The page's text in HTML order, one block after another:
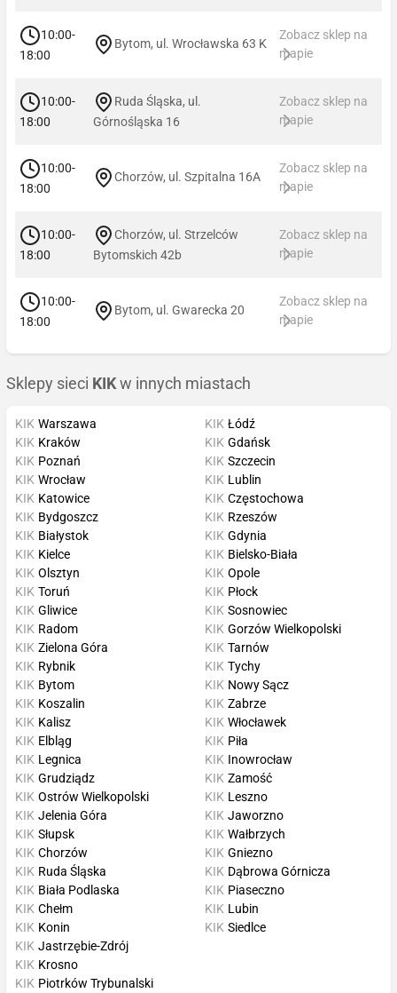
10:00-
18:00
Bytom, ul. Wrocławska 63 K
Zobacz sklep na
mapie
10:00-
18:00
Ruda Śląska, ul.
Górnośląska 16
Zobacz sklep na
mapie
10:00-
18:00
Chorzów, ul. Szpitalna 16A
Zobacz sklep na
mapie
10:00-
18:00
Chorzów, ul. Strzelców
Bytomskich 42b
Zobacz sklep na
mapie
10:00-
18:00
Bytom, ul. Gwarecka 20
Zobacz sklep na
mapie
Sklepy sieci KIK w innych miastach
KIK Warszawa
KIK Kraków
KIK Poznań
KIK Wrocław
KIK Łódź
KIK Gdańsk
KIK Szczecin
KIK Lublin
KIK Katowice
KIK Bydgoszcz
KIK Białystok
KIK Kielce
KIK Częstochowa
KIK Rzeszów
KIK Gdynia
KIK Bielsko-Biała
KIK Olsztyn
KIK Toruń
KIK Gliwice
KIK Radom
KIK Opole
KIK Płock
KIK Sosnowiec
KIK Gorzów Wielkopolski
KIK Zielona Góra
KIK Rybnik
KIK Bytom
KIK Koszalin
KIK Tarnów
KIK Tychy
KIK Nowy Sącz
KIK Zabrze
KIK Kalisz
KIK Elbląg
KIK Legnica
KIK Grudziądz
KIK Włocławek
KIK Piła
KIK Inowrocław
KIK Zamość
KIK Ostrów Wielkopolski
KIK Jelenia Góra
KIK Słupsk
KIK Chorzów
KIK Leszno
KIK Jaworzno
KIK Wałbrzych
KIK Gniezno
KIK Ruda Śląska
KIK Biała Podlaska
KIK Chełm
KIK Konin
KIK Dąbrowa Górnicza
KIK Piaseczno
KIK Lubin
KIK Siedlce
KIK Jastrzębie-Zdrój
KIK Krosno
KIK Piotrków Trybunalski